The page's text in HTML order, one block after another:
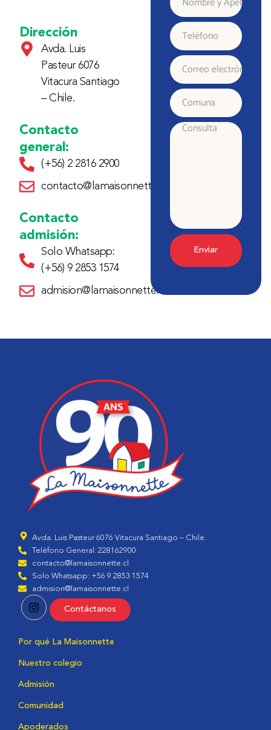
Dirección
Avda. Luis
Pasteur 6076
Vitacura Santiago
– Chile.
Contacto
general:
(+56) 2 2816 2900
contacto@lamaisonnette.cl
Contacto
admisión:
Solo Whatsapp:
(+56) 9 2853 1574
admision@lamaisonnette.cl
y
Apellido
Teléfono
Correo
electrónico
Comuna
Consulta
Enviar
Avda. Luis Pasteur 6076 Vitacura Santiago – Chile.
Teléfono General: 228162900
contacto@lamaisonnette.cl
Solo Whatsapp: +56 9 2853 1574
admision@lamaisonnette.cl
Contáctanos
Por qué La Maisonnette
Nuestro colegio
Admisión
Comunidad
Apoderados